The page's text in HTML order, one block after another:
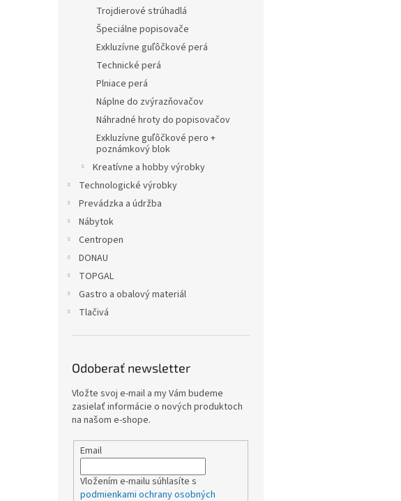
Trojdierové strúhadlá
Špeciálne popisovače
Exkluzívne guľôčkové perá
Technické perá
Plniace perá
Náplne do zvýrazňovačov
Náhradné hroty do popisovačov
Exkluzívne guľôčkové pero +
poznámkový blok
Kreatívne a hobby výrobky
Technologické výrobky
Prevádzka a údržba
Nábytok
Centropen
DONAU
TOPGAL
Gastro a obalový materiál
Tlačivá
Odoberať newsletter
Vložte svoj e-mail a my Vám budeme
zasielať informácie o nových produktoch
na našom e-shope.
Email
Vložením e-mailu súhlasíte s
podmienkami ochrany osobných